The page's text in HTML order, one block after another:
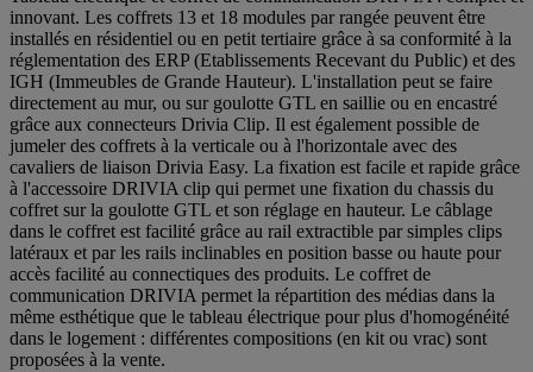
innovant. Les coffrets 13 et 18 modules par rangée peuvent être
installés en résidentiel ou en petit tertiaire grâce à sa conformité à la
réglementation des ERP (Etablissements Recevant du Public) et des
IGH (Immeubles de Grande Hauteur). L'installation peut se faire
directement au mur, ou sur goulotte GTL en saillie ou en encastré
grâce aux connecteurs Drivia Clip. Il est également possible de
jumeler des coffrets à la verticale ou à l'horizontale avec des
cavaliers de liaison Drivia Easy. La fixation est facile et rapide grâce
à l'accessoire DRIVIA clip qui permet une fixation du chassis du
coffret sur la goulotte GTL et son réglage en hauteur. Le câblage
dans le coffret est facilité grâce au rail extractible par simples clips
latéraux et par les rails inclinables en position basse ou haute pour
accès facilité au connectiques des produits. Le coffret de
communication DRIVIA permet la répartition des médias dans la
même esthétique que le tableau électrique pour plus d'homogénéité
dans le logement : différentes compositions (en kit ou vrac) sont
proposées à la vente.